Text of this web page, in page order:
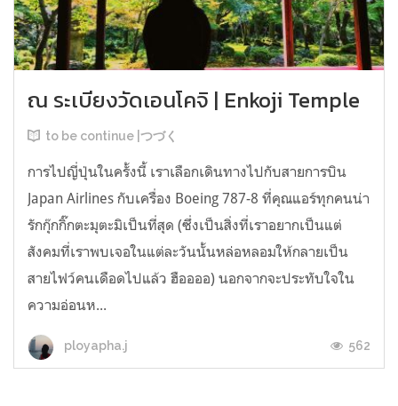
ณ ระเบียงวัดเอนโคจิ | Enkoji Temple
to be continue |つづく
การไปญี่ปุ่นในครั้งนี้ เราเลือกเดินทางไปกับสายการบิน
Japan Airlines กับเครื่อง Boeing 787-8 ที่คุณแอร์ทุกคนน่า
รักกุ๊กกิ๊กตะมุตะมิเป็นที่สุด (ซึ่งเป็นสิ่งที่เราอยากเป็นแต่
สังคมที่เราพบเจอในแต่ละวันนั้นหล่อหลอมให้กลายเป็น
สายไฟว์คนเดือดไปแล้ว ฮืออออ) นอกจากจะประทับใจใน
ความอ่อนห...
ployapha.j 562